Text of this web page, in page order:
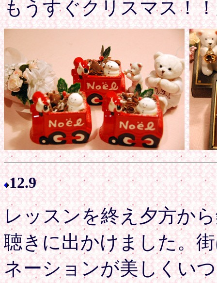
もうすぐクリスマス！
12.9
レッスンを終え夕方か
聴きに出かけました。
ネーションが美しくい